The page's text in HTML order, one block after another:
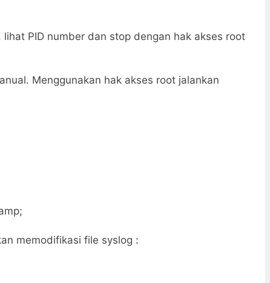
PID number dan stop dengan hak akses root
Menggunakan hak akses root jalankan
memodifikasi file syslog :